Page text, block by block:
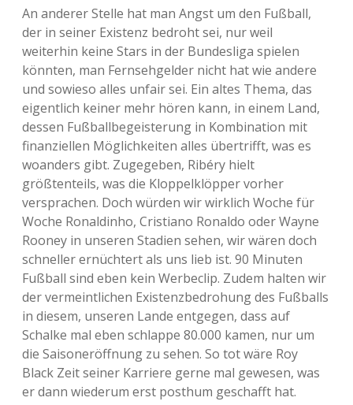
An anderer Stelle hat man Angst um den Fußball,
der in seiner Existenz bedroht sei, nur weil
weiterhin keine Stars in der Bundesliga spielen
könnten, man Fernsehgelder nicht hat wie andere
und sowieso alles unfair sei. Ein altes Thema, das
eigentlich keiner mehr hören kann, in einem Land,
dessen Fußballbegeisterung in Kombination mit
finanziellen Möglichkeiten alles übertrifft, was es
woanders gibt. Zugegeben, Ribéry hielt
größtenteils, was die Kloppelklöpper vorher
versprachen. Doch würden wir wirklich Woche für
Woche Ronaldinho, Cristiano Ronaldo oder Wayne
Rooney in unseren Stadien sehen, wir wären doch
schneller ernüchtert als uns lieb ist. 90 Minuten
Fußball sind eben kein Werbeclip. Zudem halten wir
der vermeintlichen Existenzbedrohung des Fußballs
in diesem, unseren Lande entgegen, dass auf
Schalke mal eben schlappe 80.000 kamen, nur um
die Saisoneröffnung zu sehen. So tot wäre Roy
Black Zeit seiner Karriere gerne mal gewesen, was
er dann wiederum erst posthum geschafft hat.